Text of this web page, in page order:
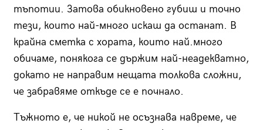
тъпотии. Затова обикновено губиш и точно
тези, които най-много искаш да останат. В
крайна сметка с хората, които най.много
обичаме, понякога се държим най-неадекватно,
докато не направим нещата толкова сложни,
че забравяме откъде се е почнало.
Тъжното е, че никой не осъзнава навреме, че